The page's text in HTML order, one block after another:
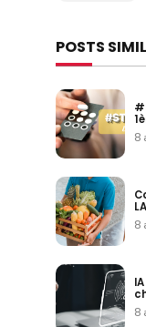
POSTS
8
8
8